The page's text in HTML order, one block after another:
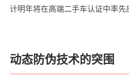
计明年将在高端二手车认证中率先
动态防伪技术的突围